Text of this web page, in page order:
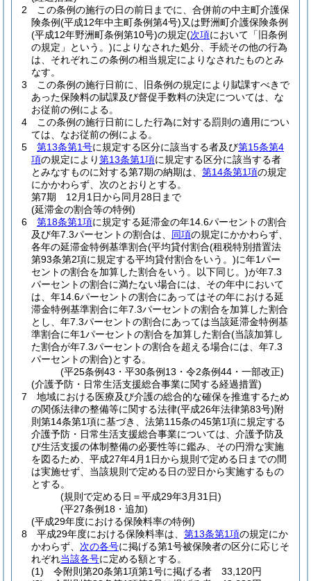
2
この条例の施行の日の前日までに、合併前の中主町介護保
険条例(平成12年中主町条例第4号)又は野洲町介護保険条例
(平成12年野洲町条例第10号)の規定(次項において「旧条例
の規定」という。)によりなされた処分、手続その他の行為
は、それぞれこの条例の相当規定によりなされたものとみ
なす。
3
この条例の施行日前に、旧条例の規定により賦課すべきで
あった保険料の賦課及び督促手数料の決定については、な
お従前の例による。
4
この条例の施行日前にした行為に対する罰則の適用につい
ては、なお従前の例による。
5
第13条第1号に規定する区分に該当する者及び第15条第4
項の規定により第13条第1項に規定する区分に該当する者
とみなすものに対する第7期の納期は、 第14条第1項の規定
にかかわらず、次のとおりとする。
第7期 12月1日から同月28日まで
(延滞金の割合等の特例)
6
第18条第1項に規定する延滞金の年14.6パーセントの割合
及び年7.3パーセントの割合は、 同項の規定にかかわらず、
各年の延滞金特例基準割合(平均貸付割合(租税特別措置法
第93条第2項に規定する平均貸付割合をいう。)に年1パー
セントの割合を加算した割合をいう。以下同じ。)が年7.3
パーセントの割合に満たない場合には、その年中において
は、年14.6パーセントの割合にあってはその年における延
滞金特例基準割合に年7.3パーセントの割合を加算した割合
とし、年7.3パーセントの割合にあっては当該延滞金特例基
準割合に年1パーセントの割合を加算した割合(当該加算し
た割合が年7.3パーセントの割合を超える場合には、年7.3
パーセントの割合)とする。
(平25条例43・平30条例13・令2条例44・一部改正)
(介護予防・日常生活支援総合事業に関する経過措置)
7
地域における医療及び介護の総合的な確保を推進するため
の関係法律の整備等に関する法律(平成26年法律第83号)附
則第14条第1項に基づき、法第115条の45第1項に規定する
介護予防・日常生活支援総合事業については、介護予防及
び生活支援の体制整備の必要性等に鑑み、その円滑な実施
を図るため、平成27年4月1日から規則で定める日までの間
は実施せず、当該規則で定める日の翌日から実施するもの
とする。
(規則で定める日＝平成29年3月31日)
(平27条例18・追加)
(平成29年度における保険料率の特例)
8
平成29年度における保険料率は、 第13条第1項の規定にか
かわらず、 次の各号に掲げる第1号被保険者の区分に応じそ
れぞれ当該各号に定める額とする。
(1)
令附則第20条第1項第1号に掲げる者 33,120円